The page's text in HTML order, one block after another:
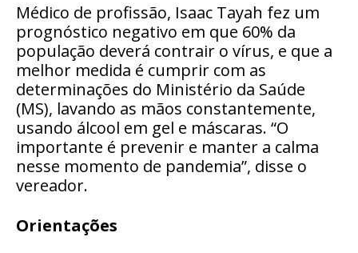
Médico de profissão, Isaac Tayah fez um
prognóstico negativo em que 60% da
população deverá contrair o vírus, e que a
melhor medida é cumprir com as
determinações do Ministério da Saúde
(MS), lavando as mãos constantemente,
usando álcool em gel e máscaras. “O
importante é prevenir e manter a calma
nesse momento de pandemia”, disse o
vereador.
Orientações